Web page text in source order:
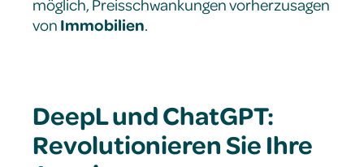
möglich, Preisschwankungen vorherzusagen
von Immobilien.
DeepL und ChatGPT:
Revolutionieren Sie Ihre